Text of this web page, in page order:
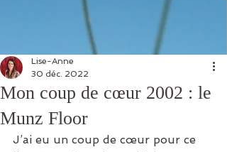
Mon coup de cœur 2002 : le
Munz Floor
Lise-Anne
30 déc. 2022
J’ai eu un coup de cœur pour ce